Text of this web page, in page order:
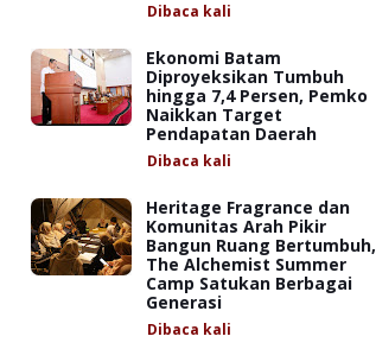
Dibaca kali
Ekonomi Batam
Diproyeksikan Tumbuh
hingga 7,4 Persen, Pemko
Naikkan Target
Pendapatan Daerah
Dibaca kali
Heritage Fragrance dan
Komunitas Arah Pikir
Bangun Ruang Bertumbuh,
The Alchemist Summer
Camp Satukan Berbagai
Generasi
Dibaca kali